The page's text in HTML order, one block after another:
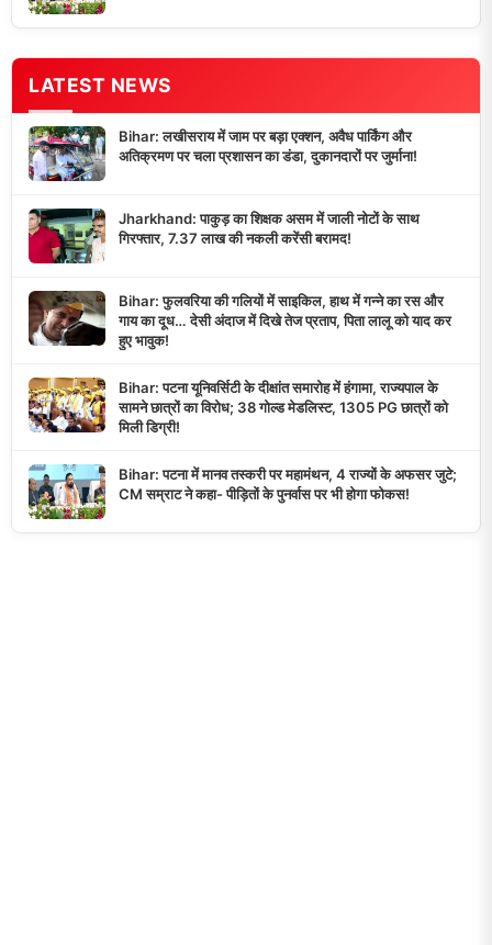
LATEST NEWS
Bihar: लखीसराय में जाम पर बड़ा एक्शन, अवैध पार्किंग और
अतिक्रमण पर चला प्रशासन का डंडा, दुकानदारों पर जुर्माना!
Jharkhand: पाकुड़ का शिक्षक असम में जाली नोटों के साथ
गिरफ्तार, 7.37 लाख की नकली करेंसी बरामद!
Bihar: फुलवरिया की गलियों में साइकिल, हाथ में गन्ने का रस और
गाय का दूध… देसी अंदाज में दिखे तेज प्रताप, पिता लालू को याद कर
हुए भावुक!
Bihar: पटना यूनिवर्सिटी के दीक्षांत समारोह में हंगामा, राज्यपाल के
सामने छात्रों का विरोध; 38 गोल्ड मेडलिस्ट, 1305 PG छात्रों को
मिली डिग्री!
Bihar: पटना में मानव तस्करी पर महामंथन, 4 राज्यों के अफसर जुटे;
CM सम्राट ने कहा- पीड़ितों के पुनर्वास पर भी होगा फोकस!